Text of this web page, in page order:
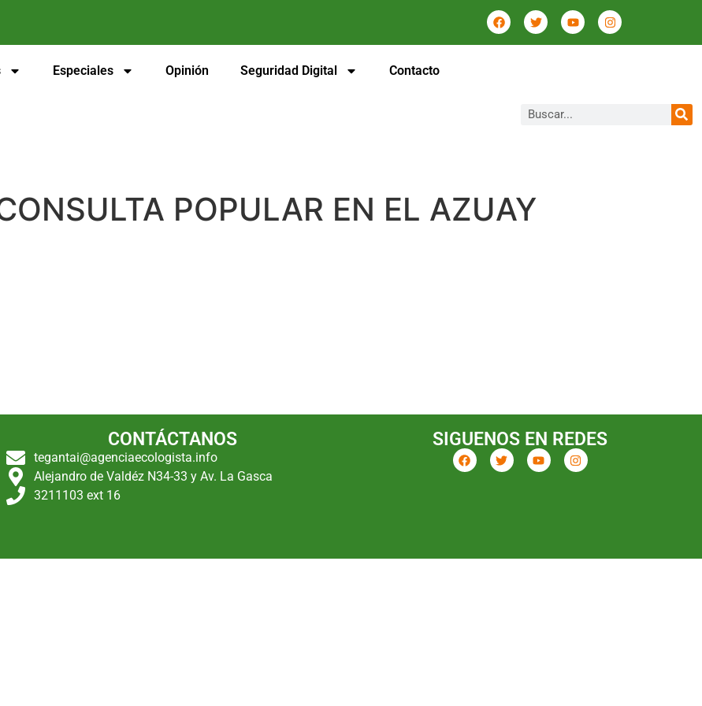
Especiales Opinión Seguridad Digital Contacto
POPULAR EN EL AZUAY
CONTÁCTANOS
tegantai@agenciaecologista.info
Alejandro de Valdéz N34-33 y Av. La Gasca
3211103 ext 16
SIGUENOS EN REDES